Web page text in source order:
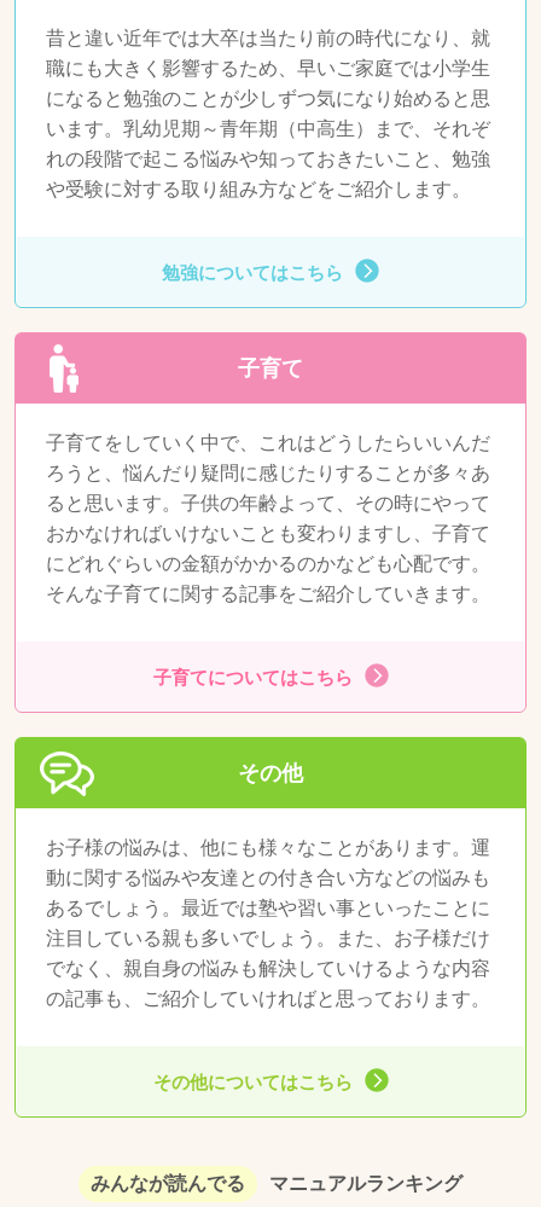
昔と違い近年では大卒は当たり前の時代になり、就
職にも大きく影響するため、早いご家庭では小学生
になると勉強のことが少しずつ気になり始めると思
います。乳幼児期～青年期（中高生）まで、それぞ
れの段階で起こる悩みや知っておきたいこと、勉強
や受験に対する取り組み方などをご紹介します。
勉強についてはこちら
子育て
子育てをしていく中で、これはどうしたらいいんだ
ろうと、悩んだり疑問に感じたりすることが多々あ
ると思います。子供の年齢よって、その時にやって
おかなければいけないことも変わりますし、子育て
にどれぐらいの金額がかかるのかなども心配です。
そんな子育てに関する記事をご紹介していきます。
子育てについてはこちら
その他
お子様の悩みは、他にも様々なことがあります。運
動に関する悩みや友達との付き合い方などの悩みも
あるでしょう。最近では塾や習い事といったことに
注目している親も多いでしょう。また、お子様だけ
でなく、親自身の悩みも解決していけるような内容
の記事も、ご紹介していければと思っております。
その他についてはこちら
みんなが読んでる マニュアルランキング